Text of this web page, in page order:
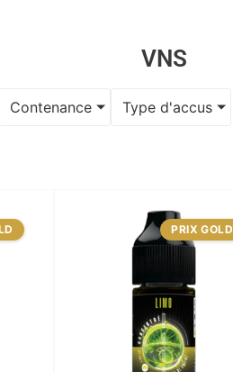
VNS
Contenance Type d'accus
PRIX GOLD